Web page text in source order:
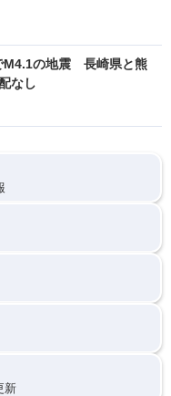
M4.1の地震 長崎県と熊
なし
新